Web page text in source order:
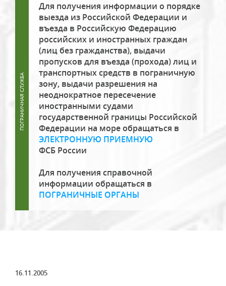
Для получения информации о порядке
выезда из Российской Федерации и
въезда в Российскую Федерацию
российских и иностранных граждан
(лиц без гражданства), выдачи
пропусков для въезда (прохода) лиц и
транспортных средств в пограничную
зону, выдачи разрешения на
неоднократное пересечение
иностранными судами
государственной границы Российской
Федерации на море обращаться в
ЭЛЕКТРОННУЮ ПРИЕМНУЮ
ФСБ России
Для получения справочной
информации обращаться в
ПОГРАНИЧНЫЕ ОРГАНЫ
16.11.2005